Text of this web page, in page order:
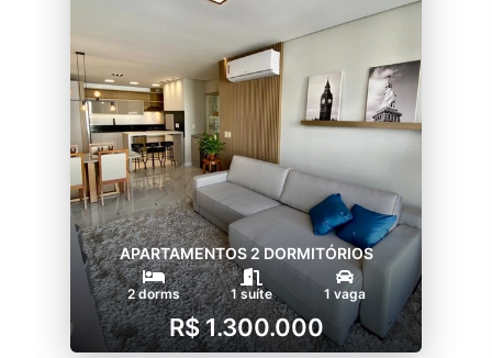
APARTAMENTOS 2 DORMITÓRIOS
2 dorms 1 suíte 1 vaga
R$ 1.300.000